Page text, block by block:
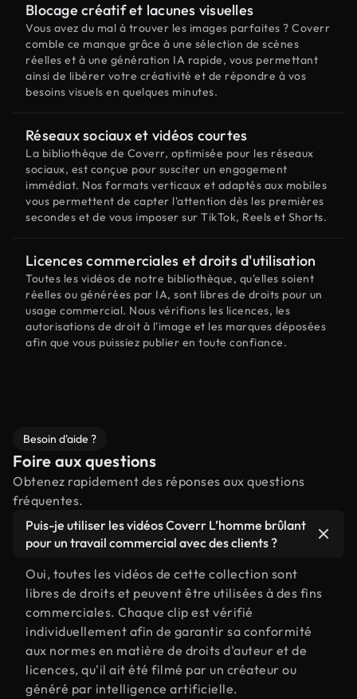
Blocage créatif et lacunes visuelles
Vous avez du mal à trouver les images parfaites ? Coverr
comble ce manque grâce à une sélection de scènes
réelles et à une génération IA rapide, vous permettant
ainsi de libérer votre créativité et de répondre à vos
besoins visuels en quelques minutes.
Réseaux sociaux et vidéos courtes
La bibliothèque de Coverr, optimisée pour les réseaux
sociaux, est conçue pour susciter un engagement
immédiat. Nos formats verticaux et adaptés aux mobiles
vous permettent de capter l'attention dès les premières
secondes et de vous imposer sur TikTok, Reels et Shorts.
Licences commerciales et droits d'utilisation
Toutes les vidéos de notre bibliothèque, qu'elles soient
réelles ou générées par IA, sont libres de droits pour un
usage commercial. Nous vérifions les licences, les
autorisations de droit à l'image et les marques déposées
afin que vous puissiez publier en toute confiance.
Besoin d'aide ?
Foire aux questions
Obtenez rapidement des réponses aux questions
fréquentes.
Puis-je utiliser les vidéos Coverr L’homme brûlant
pour un travail commercial avec des clients ?
Oui, toutes les vidéos de cette collection sont
libres de droits et peuvent être utilisées à des fins
commerciales. Chaque clip est vérifié
individuellement afin de garantir sa conformité
aux normes en matière de droits d'auteur et de
licences, qu'il ait été filmé par un créateur ou
généré par intelligence artificielle.